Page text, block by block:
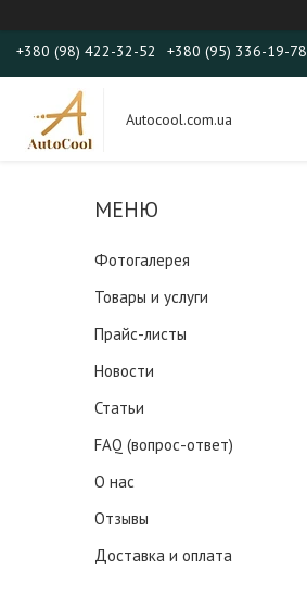
+380 (98) 422-32-52 +380 (95) 336-19-78
Autocool.com.ua
Фотогалерея
Товары и услуги
Прайс-листы
Новости
Статьи
FAQ (вопрос-ответ)
О нас
Отзывы
Доставка и оплата